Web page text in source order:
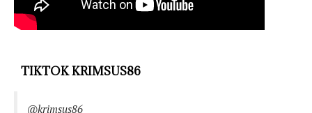
TIKTOK KRIMSUS86
@krimsus86